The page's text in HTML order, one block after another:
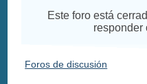
Este foro está
responder
Foros de discusión